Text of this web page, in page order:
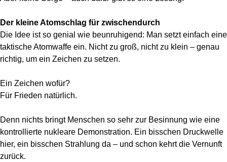
Der kleine Atomschlag für zwischendurch
Die Idee ist so genial wie beunruhigend: Man setzt einfach eine
taktische Atomwaffe ein. Nicht zu groß, nicht zu klein – genau
richtig, um ein Zeichen zu setzen.
Ein Zeichen wofür?
Für Frieden natürlich.
Denn nichts bringt Menschen so sehr zur Besinnung wie eine
kontrollierte nukleare Demonstration. Ein bisschen Druckwelle
hier, ein bisschen Strahlung da – und schon kehrt die Vernunft
zurück.